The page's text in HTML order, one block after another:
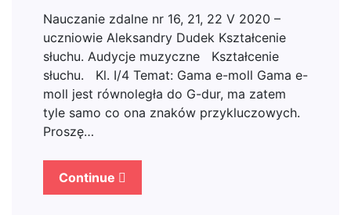
Nauczanie zdalne nr 16, 21, 22 V 2020 –
uczniowie Aleksandry Dudek Kształcenie
słuchu. Audycje muzyczne Kształcenie
słuchu. Kl. I/4 Temat: Gama e-moll Gama e-
moll jest równoległa do G-dur, ma zatem
tyle samo co ona znaków przykluczowych.
Proszę…
Continue